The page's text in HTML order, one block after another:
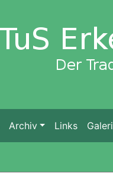
Archiv Links